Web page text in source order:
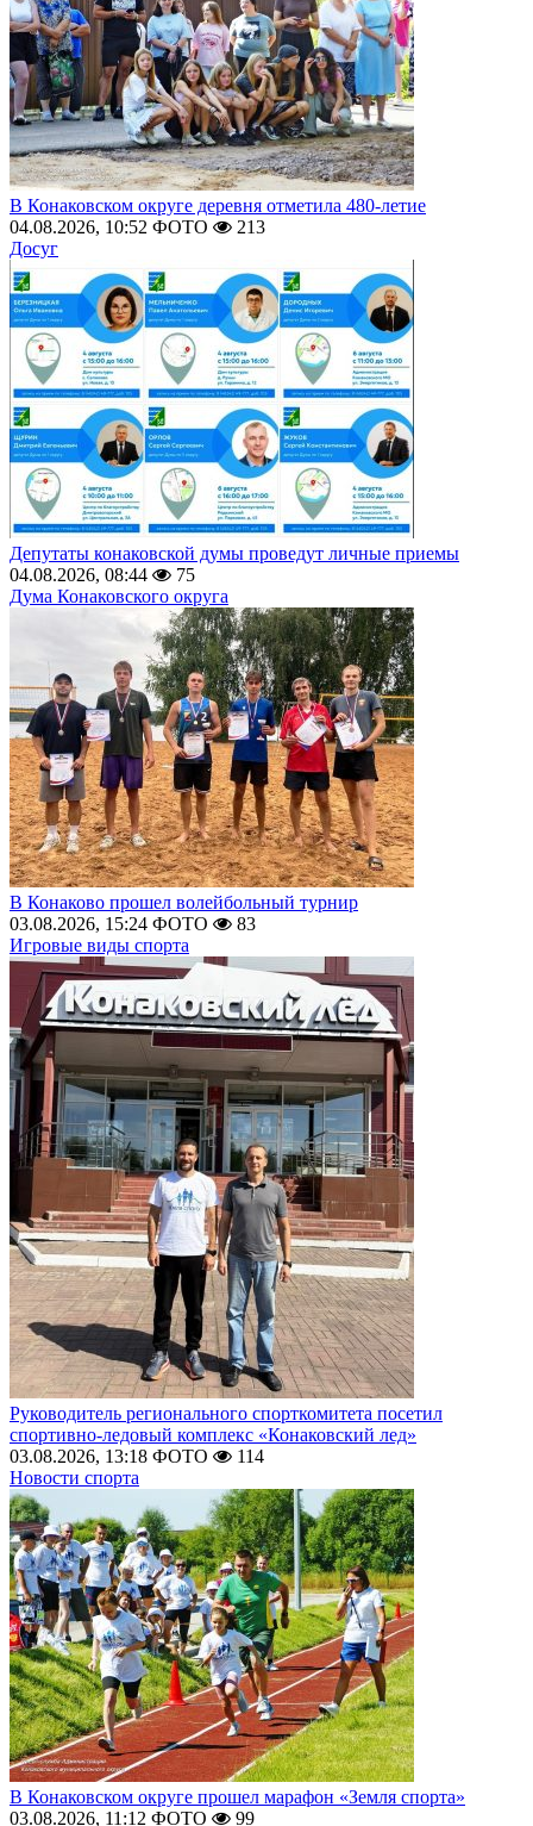
В Конаковском округе деревня отметила 480-летие
04.08.2026, 10:52 ФОТО
213
Досуг
Депутаты конаковской думы проведут личные приемы
04.08.2026, 08:44
75
Дума Конаковского округа
В Конаково прошел волейбольный турнир
03.08.2026, 15:24 ФОТО
83
Игровые виды спорта
Руководитель регионального спорткомитета посетил
спортивно-ледовый комплекс «Конаковский лед»
03.08.2026, 13:18 ФОТО
114
Новости спорта
В Конаковском округе прошел марафон «Земля спорта»
03.08.2026, 11:12 ФОТО 99